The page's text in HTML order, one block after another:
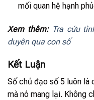
mối quan hệ hạnh
Xem thêm:Tra cứu
duyên qua con số
Kết Luận
Số chủ đạo số 5 luôn là
mà nó mang lại. Không